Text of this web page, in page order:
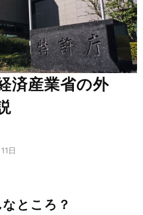
済産業省の外
日
ところ？